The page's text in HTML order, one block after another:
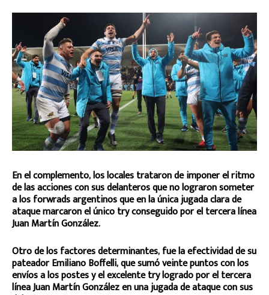
En el complemento, los locales trataron de imponer el ritmo
de las acciones con sus delanteros que no lograron someter
a los forwrads argentinos que en la única jugada clara de
ataque marcaron el único try conseguido por el tercera línea
Juan Martín González.
Otro de los factores determinantes, fue la efectividad de su
pateador Emiliano Boffelli, que sumó veinte puntos con los
envíos a los postes y el excelente try logrado por el tercera
línea Juan Martín González en una jugada de ataque con sus